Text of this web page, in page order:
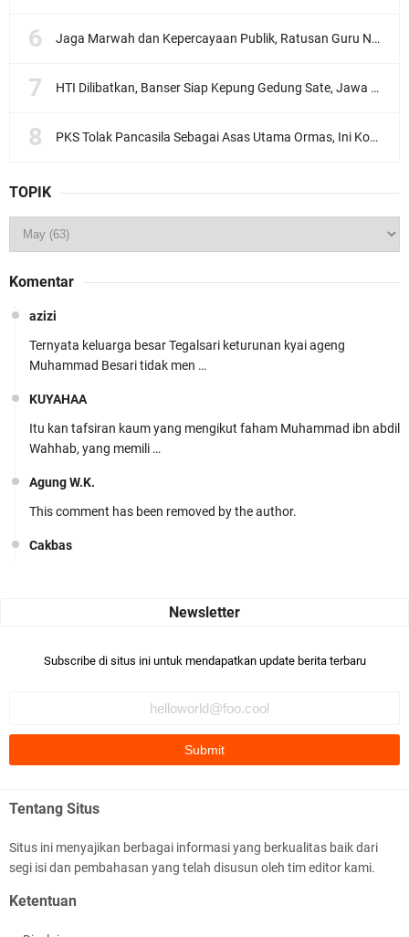
Jaga Marwah dan Kepercayaan Publik, Ratusan Guru Ngaji Kota Malang Serukan Deklarasi Ramah Anak
HTI Dilibatkan, Banser Siap Kepung Gedung Sate, Jawa Barat
PKS Tolak Pancasila Sebagai Asas Utama Ormas, Ini Komentar PBNU
TOPIK
Komentar
azizi
Ternyata keluarga besar Tegalsari keturunan kyai ageng
Muhammad Besari tidak men …
KUYAHAA
Itu kan tafsiran kaum yang mengikut faham Muhammad ibn abdil
Wahhab, yang memili …
Agung W.K.
This comment has been removed by the author.
Cakbas
Bismillaah semoga pembuat artikel Alloh berikan pemahaman yg
Ada sejumlah pertanyaan kepada Anda dan jawablah dengan
mengikuti ust. K …
Subscribe di situs ini untuk mendapatkan update berita terbaru
Tentang Situs
Situs ini menyajikan berbagai informasi yang berkualitas baik dari
segi isi dan pembahasan yang telah disusun oleh tim editor kami.
Ketentuan